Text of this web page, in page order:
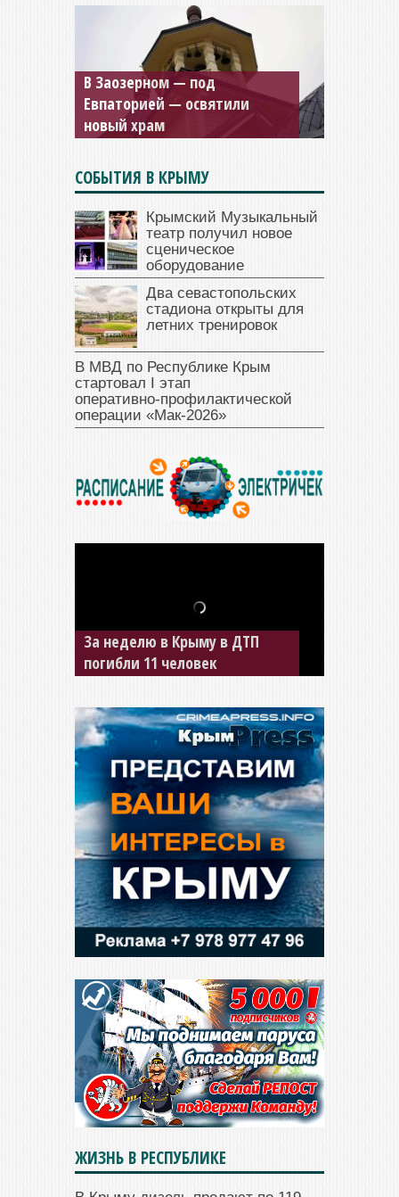
Мужской монастырь Косьмы
и Дамиана в Крыму вновь
открыт для посещения
СОБЫТИЯ В КРЫМУ
Крымский Музыкальный
театр получил новое
сценическое
оборудование
Два севастопольских
стадиона открыты для
летних тренировок
В МВД по Республике Крым
стартовал I этап
оперативно‑профилактической
операции «Мак‑2026»
В Джанкое водитель ВАЗа
сбил двух детей на «зебре»
ЖИЗНЬ В РЕСПУБЛИКЕ